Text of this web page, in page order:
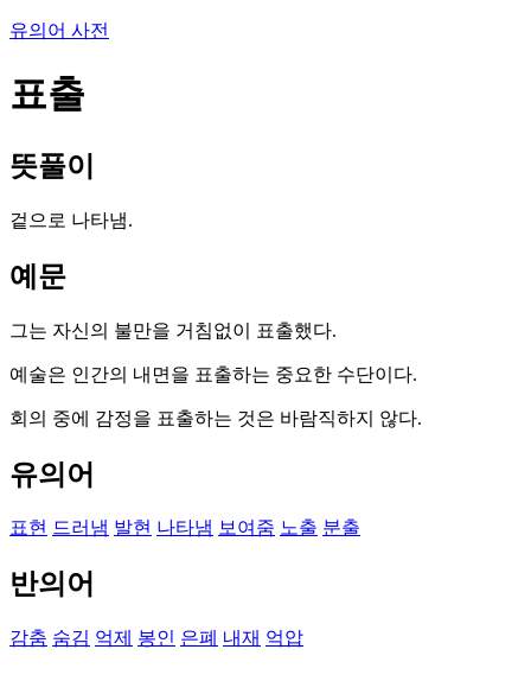
유의어 사전
표출
뜻풀이
겉으로 나타냄.
예문
그는 자신의 불만을 거침없이 표출했다.
예술은 인간의 내면을 표출하는 중요한 수단이다.
회의 중에 감정을 표출하는 것은 바람직하지 않다.
유의어
표현 드러냄 발현 나타냄 보여줌 노출 분출
반의어
감춤 숨김 억제 봉인 은폐 내재 억압